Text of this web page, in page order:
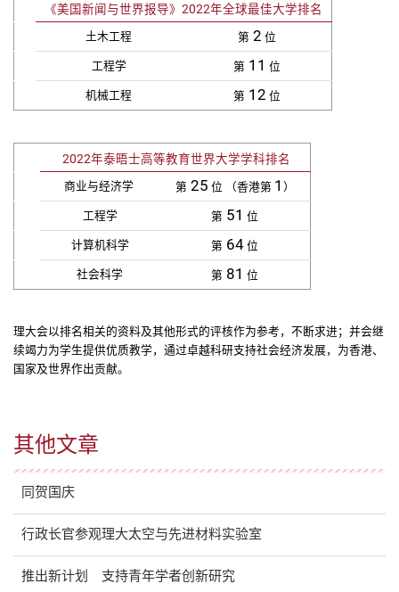
其他文章
同贺国庆
行政长官参观理大太空与先进材料实验室
推出新计划 支持青年学者创新研究
《美国新闻与世界报导》2022年全球最佳大学排名
土木工程 第 2 位
工程学 第 11 位
机械工程 第 12 位
2022年泰晤士高等教育世界大学学科排名
商业与经济学 第 25 位 （香港第 1 ）
工程学 第 51 位
计算机科学 第 64 位
社会科学 第 81 位
理大会以排名相关的资料及其他形式的评核作为参考，不断求进；并会继
续竭力为学生提供优质教学，通过卓越科研支持社会经济发展，为香港、
国家及世界作出贡献。